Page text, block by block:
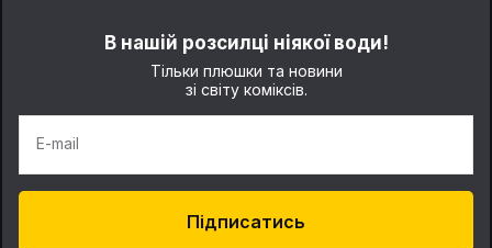
В нашій розсилці ніякої води!
Тільки плюшки та новини
зі світу коміксів.
E-mail
Підписатись